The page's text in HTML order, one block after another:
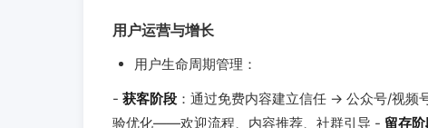
用户运营与增长
用户生命周期管理：
- 获客阶段 ：通过免费内容建立信任 → 公众号/视频
验优化——欢迎流程、内容推荐、社群引导 - 留存